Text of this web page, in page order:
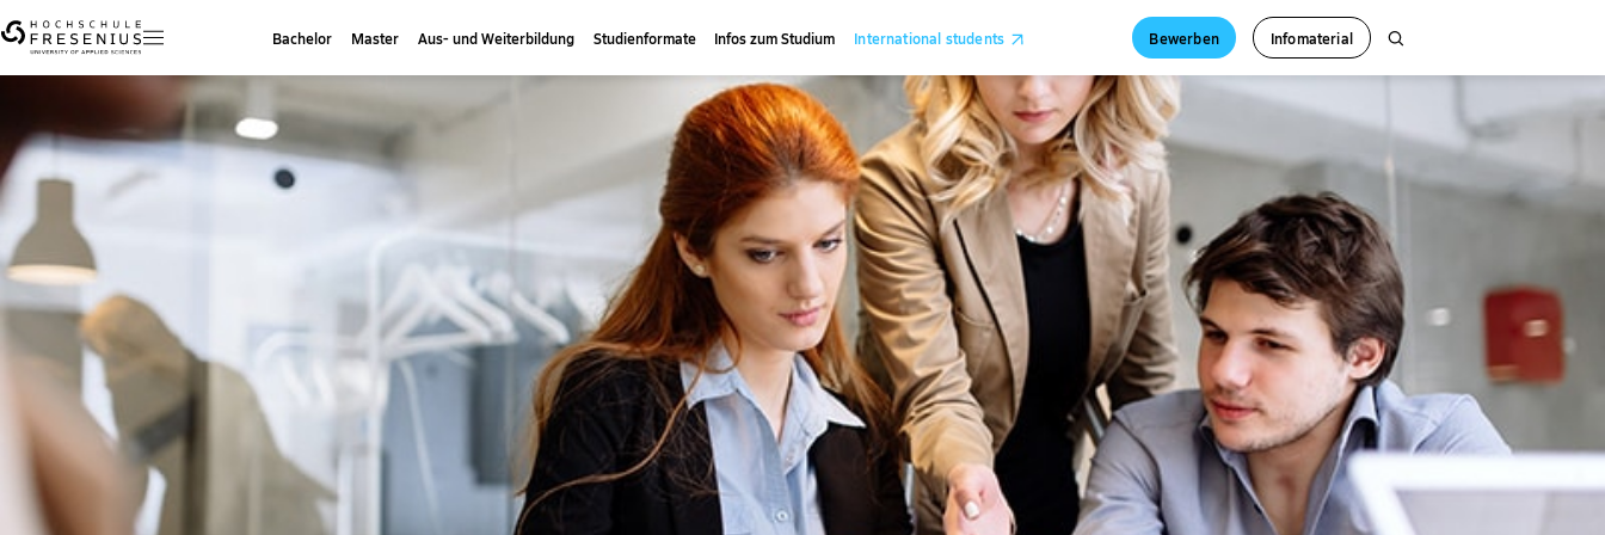
Bachelor Master Aus- und Weiterbildung Studienformate Infos zum Studium International students Bewerben Infomaterial